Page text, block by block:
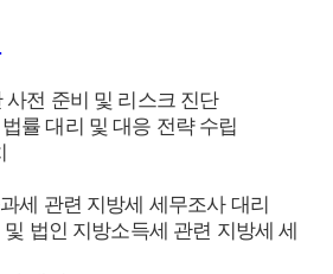
전 준비 및 리스크 진단
률 대리 및 대응 전략 수립
세 관련 지방세 세무조사 대리
법인 지방소득세 관련 지방세 세